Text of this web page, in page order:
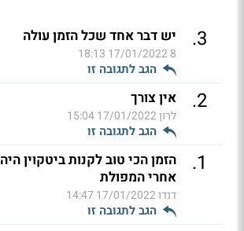
3
. יש דבר אחד שכל הזמן עולה
8
17/01/2022 18:13
הגב לתגובה זו
2
. אין צורך
לרון17/01/2022 15:04
הגב לתגובה זו
1
.
הזמן הכי טוב לקנות ביטקוין היה
אחרי המפולת
דנדו17/01/2022 14:47
הגב לתגובה זו